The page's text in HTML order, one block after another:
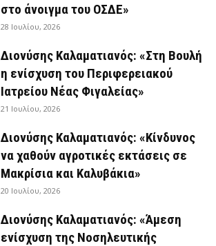
στο άνοιγμα του ΟΣΔΕ»
28 Ιουλίου, 2026
Διονύσης Καλαματιανός: «Στη Βουλή
η ενίσχυση του Περιφερειακού
Ιατρείου Νέας Φιγαλείας»
21 Ιουλίου, 2026
Διονύσης Καλαματιανός: «Κίνδυνος
να χαθούν αγροτικές εκτάσεις σε
Μακρίσια και Καλυβάκια»
20 Ιουλίου, 2026
Διονύσης Καλαματιανός: «Άμεση
ενίσχυση της Νοσηλευτικής